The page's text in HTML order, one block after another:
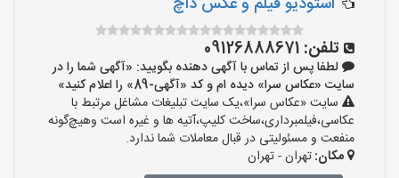
تلفن: 09126888671
لطفا پس از تماس با آگهی دهنده بگویید: «آگهی شما را در
سایت «عکاس سرا» دیده ام و کد «آگهی-89» را اعلام کنید»
سایت «عکاس سرا»،یک سایت تبلیغات مشاغل مرتبط با
عکاسی،فیلمبرداری،ساخت کلیپ،آتیه ها و غیره است وهیچ‌گونه
منفعت و مسئولیتی در قبال معاملات شما ندارد.
مکان:تهران - تهران